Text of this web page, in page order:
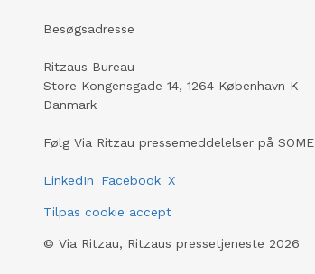
Besøgsadresse
Ritzaus Bureau
Store Kongensgade 14, 1264 København K
Danmark
Følg Via Ritzau pressemeddelelser på SOME
LinkedIn Facebook X
Tilpas cookie accept
© Via Ritzau, Ritzaus pressetjeneste 2026